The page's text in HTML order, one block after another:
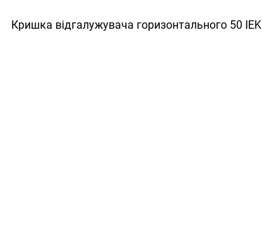
Кришка відгалужувача горизонтального 50 IEK